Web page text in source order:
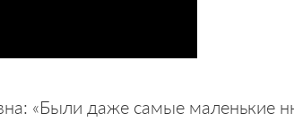
«Были даже самые маленькие